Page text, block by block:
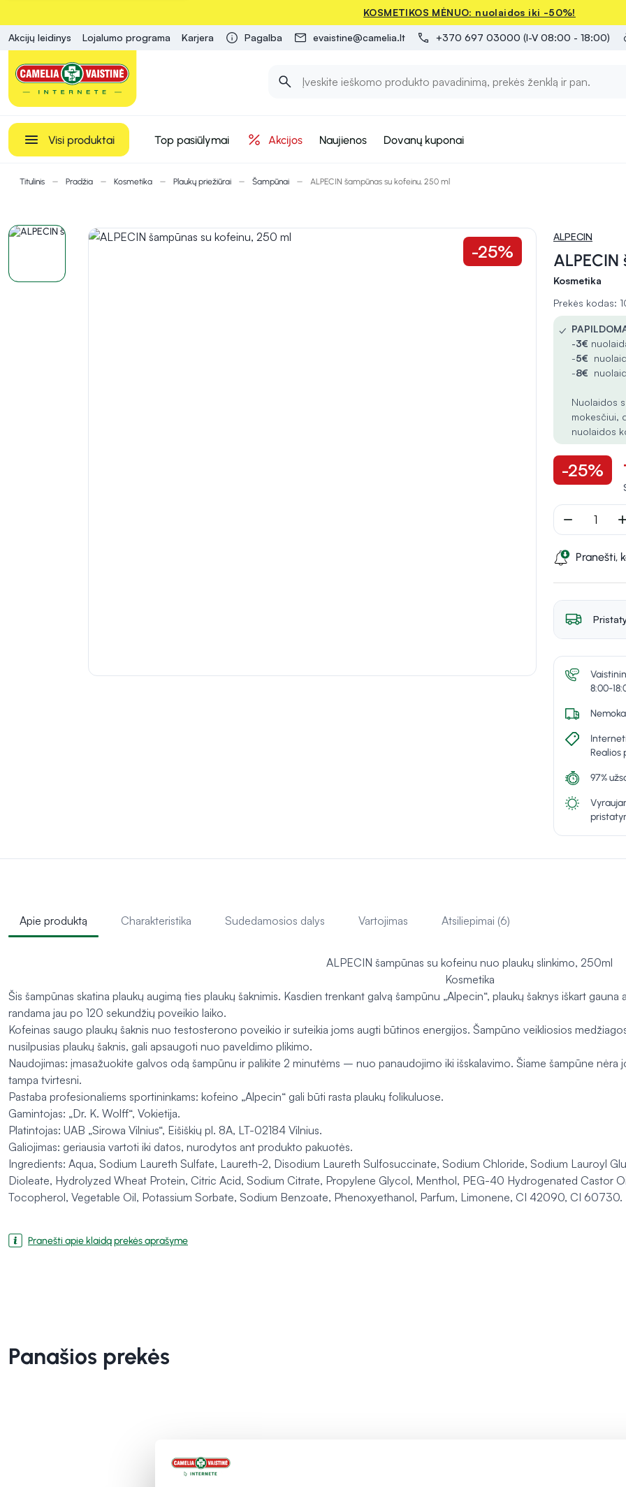
KOSMETIKOS MĖNUO: nuolaidos iki -50%!
Akcijų leidinys Lojalumo programa Karjera Pagalba evaistine@camelia.lt +370 697 03000 (I-V 08:00 - 18:00)
Visi produktai Top pasiūlymai Akcijos Naujienos Dovanų kuponai
Titulinis Pradžia Kosmetika Plaukų priežiūrai Šampūnai ALPECIN šampūnas su kofeinu, 250 ml
-25%
ALPECIN
Kosmetika
Prekės kodas:
✓
-3€
-5€
-8€
Nuolaidos
mokesčiui,
nuolaidos
-25%
remove
Pranešti,
8:00-
Realios
97%
Apie produktą Charakteristika Sudedamosios dalys Vartojimas Atsiliepimai (6)
ALPECIN šampūnas su kofeinu nuo plaukų slinkimo, 250ml
Kosmetika
Šis šampūnas skatina plaukų augimą ties plaukų šaknimis. Kasdien trenkant galvą šampūnu „Alpecin“, plaukų šaknys iškart
randama jau po 120 sekundžių poveikio laiko.
Kofeinas saugo plaukų šaknis nuo testosterono poveikio ir suteikia joms augti būtinos energijos. Šampūno veikliosios
nusilpusias plaukų šaknis, gali apsaugoti nuo paveldimo plikimo.
Naudojimas: įmasažuokite galvos odą šampūnu ir palikite 2 minutėms – nuo panaudojimo iki išskalavimo. Šiame šampūne
tampa tvirtesni.
Pastaba profesionaliems sportininkams: kofeino „Alpecin“ gali būti rasta plaukų folikuluose.
Gamintojas: „Dr. K. Wolff“, Vokietija.
Platintojas: UAB „Sirowa Vilnius“, Eišiškių pl. 8A, LT-02184 Vilnius.
Galiojimas: geriausia vartoti iki datos, nurodytos ant produkto pakuotės.
Ingredients: Aqua, Sodium Laureth Sulfate, Laureth-2, Disodium Laureth Sulfosuccinate, Sodium Chloride, Sodium Lauroyl
Dioleate, Hydrolyzed Wheat Protein, Citric Acid, Sodium Citrate, Propylene Glycol, Menthol, PEG-40 Hydrogenated Castor
Tocopherol, Vegetable Oil, Potassium Sorbate, Sodium Benzoate, Phenoxyethanol, Parfum, Limonene, CI 42090, CI 60730.
Pranešti apie klaidą prekės aprašyme
Panašios prekės